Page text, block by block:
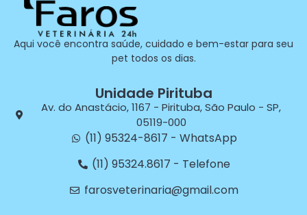
Aqui você encontra saúde, cuidado e bem-estar para seu
pet todos os dias.
Unidade Pirituba
Av. do Anastácio, 1167 - Pirituba, São Paulo - SP,
05119-000
(11) 95324-8617 - WhatsApp
(11) 95324.8617 - Telefone
farosveterinaria@gmail.com